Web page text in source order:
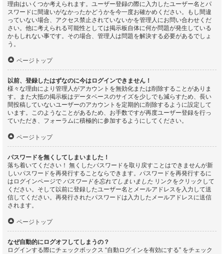
理由はいくつか考えられます。ユーザー登録の際に入力したユーザー名とパ
スワードに間違いがなかったかどうかを今一度お確かめください。もし間違
っていない場合、アクセス禁止されていないかを管理人にお問い合わせくだ
さい。他に考えられる可能性としては掲示板自体に何か問題が発生している
かもしれない事です。その場合、管理人は問題を解決する必要があるでしょ
う。
ページトップ
以前、登録したはずなのに今はログインできません！
様々な理由により管理人がアカウントを無効化または削除することがありま
す。また大抵の掲示板はデータベースのサイズを少しでも減らすため、長い
間投稿していないユーザーのアカウントを定期的に削除するように設定して
います。このようなことがあるため、お手数ですが再度ユーザー登録を行っ
ていただき、フォーラムに積極的に参加するようにしてください。
ページトップ
パスワードを無くしてしまいました！
落ち着いてください！ 無くしたパスワードを取り戻すことはできませんが新
しいパスワードを再発行することならできます。パスワードを再発行するに
はログインページで パスワードを忘れてしまいました リンクをクリックして
ください。そして以前に登録したユーザー名とメールアドレスを入力して送
信してください。再発行されたパスワードは入力したメールアドレスに送信
されます。
ページトップ
なぜ自動的にログオフしてしまうの？
ログインする際にチェックボックス “自動ログインを有効にする” をチェック